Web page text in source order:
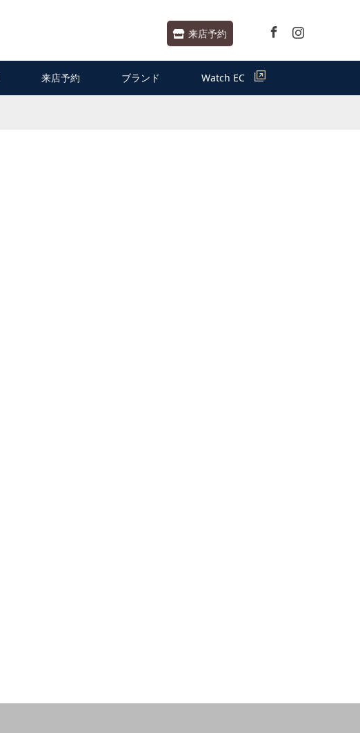
来店予約
Instagram
来店予約 ブランド Watch EC